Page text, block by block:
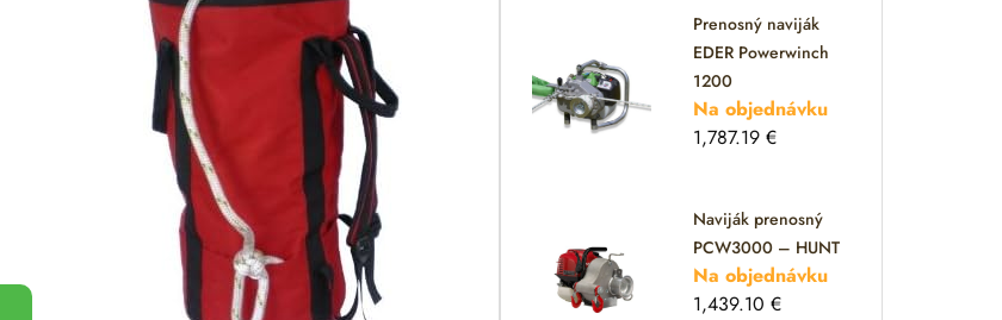
Prenosný naviják
EDER Powerwinch
1200
Na objednávku
1,787.19€
Naviják prenosný
PCW3000 – HUNT
Na objednávku
1,439.10€